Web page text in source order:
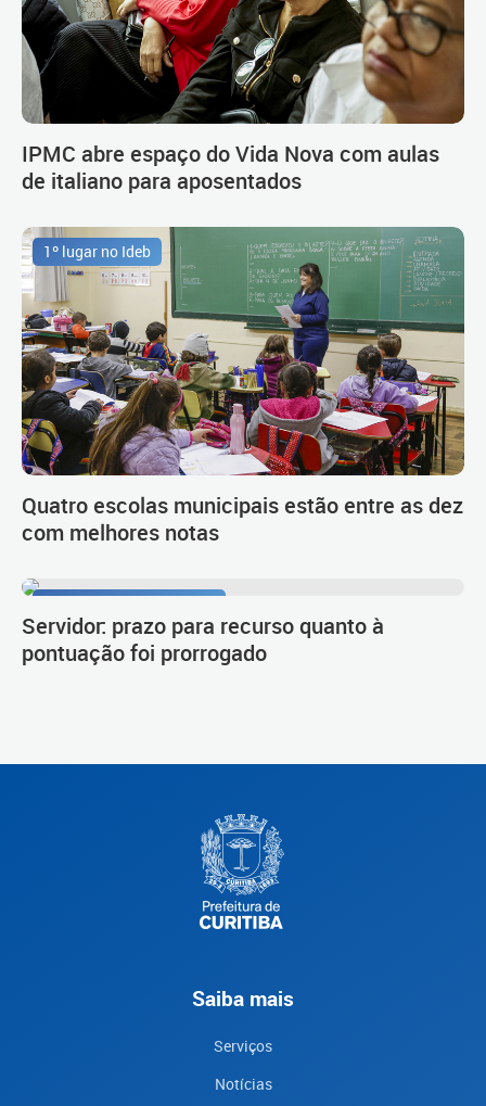
IPMC abre espaço do Vida Nova com aulas
de italiano para aposentados
1º lugar no Ideb
Quatro escolas municipais estão entre as dez
com melhores notas
Servidor: prazo para recurso quanto à
pontuação foi prorrogado
Saiba mais
Serviços
Notícias